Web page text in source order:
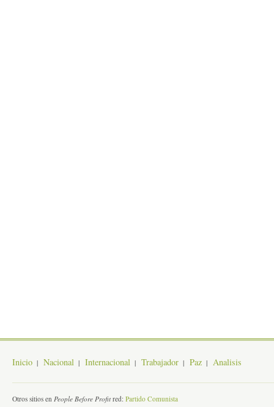
Inicio Nacional Internacional Trabajador Paz Analisis
Otros sitios en People Before Profit red: Partido Comunista